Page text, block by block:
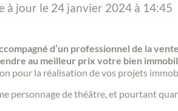
à jour le 24 janvier 2024 à 14:45
d’un professionnel de la
au meilleur prix votre bien
pour la réalisation de vos projets
personnage de théâtre, et pourtant